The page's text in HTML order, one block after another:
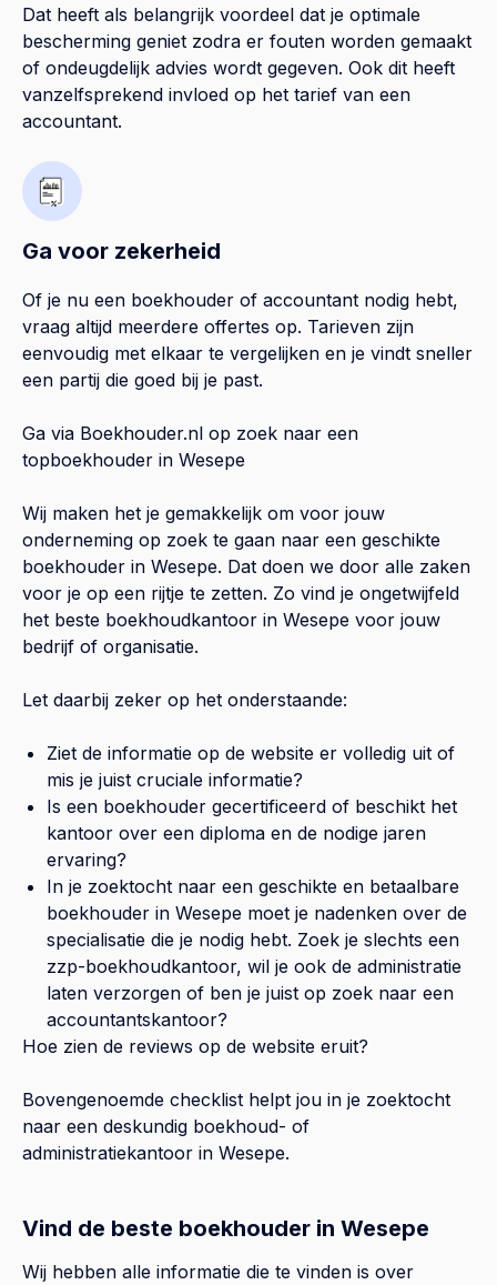
Dat heeft als belangrijk voordeel dat je optimale
bescherming geniet zodra er fouten worden gemaakt
of ondeugdelijk advies wordt gegeven. Ook dit heeft
vanzelfsprekend invloed op het tarief van een
accountant.
Ga voor zekerheid
Of je nu een boekhouder of accountant nodig hebt,
vraag altijd meerdere offertes op. Tarieven zijn
eenvoudig met elkaar te vergelijken en je vindt sneller
een partij die goed bij je past.
Ga via Boekhouder.nl op zoek naar een
topboekhouder in Wesepe
Wij maken het je gemakkelijk om voor jouw
onderneming op zoek te gaan naar een geschikte
boekhouder in Wesepe. Dat doen we door alle zaken
voor je op een rijtje te zetten. Zo vind je ongetwijfeld
het beste boekhoudkantoor in Wesepe voor jouw
bedrijf of organisatie.
Let daarbij zeker op het onderstaande:
Ziet de informatie op de website er volledig uit of
mis je juist cruciale informatie?
Is een boekhouder gecertificeerd of beschikt het
kantoor over een diploma en de nodige jaren
ervaring?
In je zoektocht naar een geschikte en betaalbare
boekhouder in Wesepe moet je nadenken over de
specialisatie die je nodig hebt. Zoek je slechts een
zzp-boekhoudkantoor, wil je ook de administratie
laten verzorgen of ben je juist op zoek naar een
accountantskantoor?
Hoe zien de reviews op de website eruit?
Bovengenoemde checklist helpt jou in je zoektocht
naar een deskundig boekhoud- of
administratiekantoor in Wesepe.
Vind de beste boekhouder in Wesepe
Wij hebben alle informatie die te vinden is over